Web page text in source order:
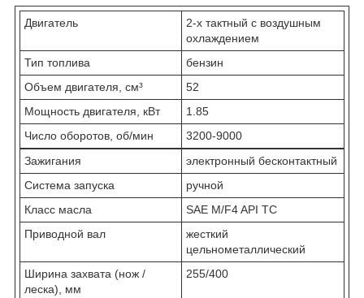
Двигатель
2-х тактный с воздушным
охлаждением
Тип топлива
бензин
Объем двигателя, см³
52
Мощность двигателя, кВт
1.85
Число оборотов, об/мин
3200-9000
Зажигания
электронный бесконтактный
Система запуска
ручной
Класс масла
SAE M/F4 API TC
Приводной вал
жесткий
цельнометаллический
Ширина захвата (нож /
леска), мм
255/400